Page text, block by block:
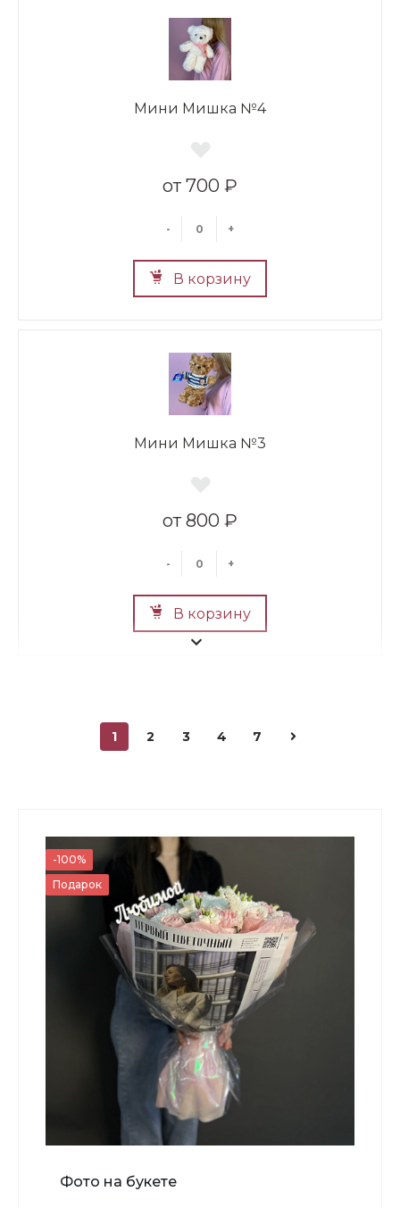
Мини Мишка №4
700 ₽
- +
В корзину
Мини Мишка №3
800 ₽
- +
В корзину
700 ₽
- +
В корзину
Мишка Мини №1
1 2 3 4 7
-100%
Подарок
Фото на букете